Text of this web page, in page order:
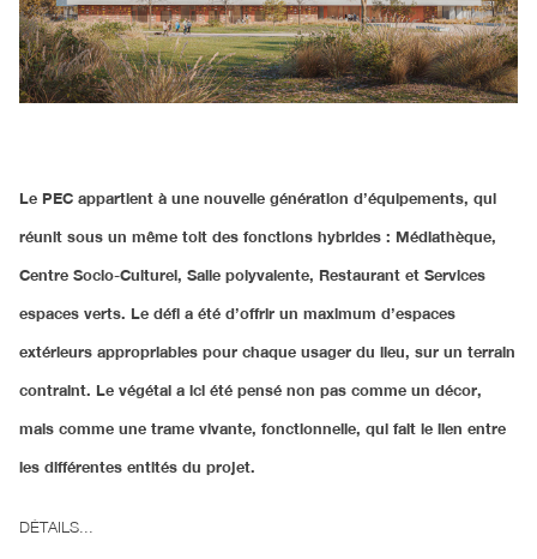
Le PEC appartient à une nouvelle génération d’équipements, qui
réunit sous un même toit des fonctions hybrides : Médiathèque,
Centre Socio-Culturel, Salle polyvalente, Restaurant et Services
espaces verts. Le défi a été d’offrir un maximum d’espaces
extérieurs appropriables pour chaque usager du lieu, sur un terrain
contraint. Le végétal a ici été pensé non pas comme un décor,
mais comme une trame vivante, fonctionnelle, qui fait le lien entre
les différentes entités du projet.
DÉTAILS...